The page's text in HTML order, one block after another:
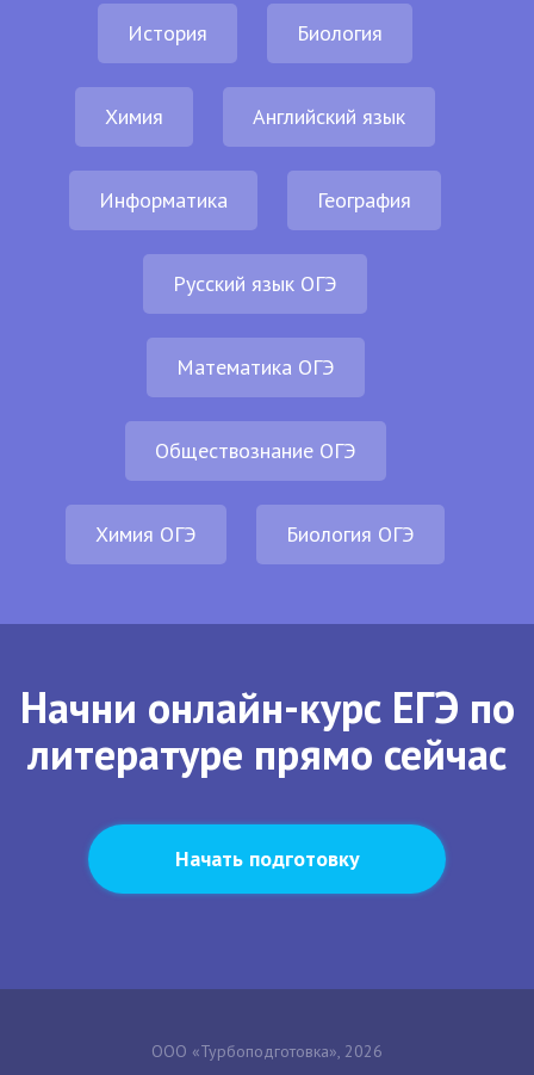
История Биология
Химия Английский язык
Информатика География
Русский язык ОГЭ
Математика ОГЭ
Обществознание ОГЭ
Химия ОГЭ Биология ОГЭ
Начни онлайн-курс ЕГЭ по
литературе прямо сейчас
Начать подготовку
ООО «Турбоподготовка», 2026